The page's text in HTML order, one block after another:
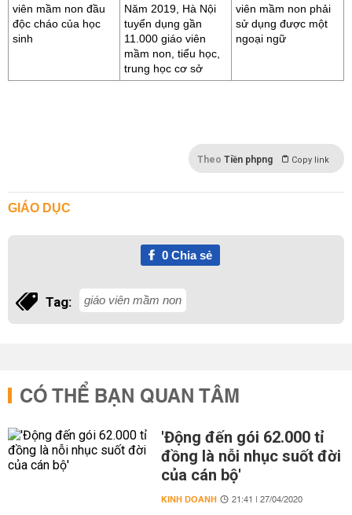
viên mầm non đầu
độc cháo của học
sinh
Năm 2019, Hà Nội
tuyển dụng gần
11.000 giáo viên
mầm non, tiểu học,
trung học cơ sở
viên mầm non phải
sử dụng được một
ngoại ngữ
Theo Tiền phpng Copy link
GIÁO DỤC
0Chia sẻ
Tag: giáo viên mầm non
CÓ THỂ BẠN QUAN TÂM
'Động đến gói 62.000 tỉ
đồng là nỗi nhục suốt đời
của cán bộ'
KINH DOANH 21:41 | 27/04/2020